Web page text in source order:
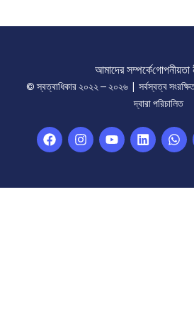
আমাদের সম্পর্কেগোপনীয়তা
© স্বত্বাধিকার ২০২২ – ২০২৬ | সর্বস্বত্ব
দ্বারা পরিচালিত